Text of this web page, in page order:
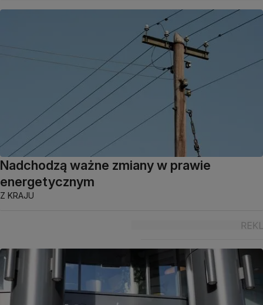
Nadchodzą ważne zmiany w prawie
energetycznym
Z KRAJU